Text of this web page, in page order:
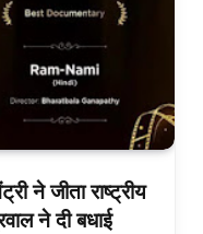
ने जीता राष्ट्रीय
ने दी बधाई